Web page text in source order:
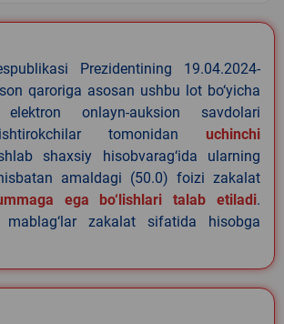
Prezidentining 19.04.2024-
qaroriga asosan ushbu lot bo‘yicha
elektron onlayn-auksion savdolari
tomonidan uchinchi
shaxsiy hisobvarag‘ida ularning
amaldagi (50.0) foizi zakalat
ega bo‘lishlari talab etiladi.
mablag‘lar zakalat sifatida hisobga